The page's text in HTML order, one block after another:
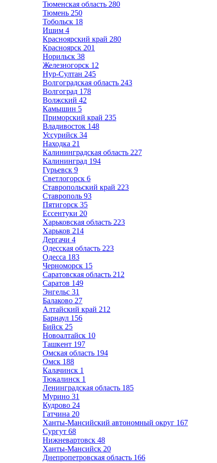
Тюменская область 280
Тюмень 250
Тобольск 18
Ишим 4
Красноярский край 280
Красноярск 201
Норильск 38
Железногорск 12
Нур-Султан 245
Волгоградская область 243
Волгоград 178
Волжский 42
Камышин 5
Приморский край 235
Владивосток 148
Уссурийск 34
Находка 21
Калининградская область 227
Калининград 194
Гурьевск 9
Светлогорск 6
Ставропольский край 223
Ставрополь 93
Пятигорск 35
Ессентуки 20
Харьковская область 223
Харьков 214
Дергачи 4
Одесская область 223
Одесса 183
Черноморск 15
Саратовская область 212
Саратов 149
Энгельс 31
Балаково 27
Алтайский край 212
Барнаул 156
Бийск 25
Новоалтайск 10
Ташкент 197
Омская область 194
Омск 188
Калачинск 1
Тюкалинск 1
Ленинградская область 185
Мурино 31
Кудрово 24
Гатчина 20
Ханты-Мансийский автономный округ 167
Сургут 68
Нижневартовск 48
Ханты-Мансийск 20
Днепропетровская область 166